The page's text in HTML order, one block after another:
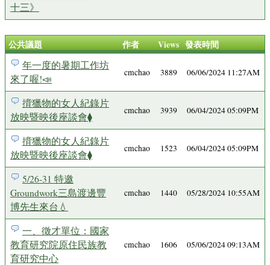
十三》
公共議題 作者 Views 發表時間
年一度的暑期工作坊
來了喔!📣
cmchao 3889 06/06/2024 11:27AM
揹獵物的女人紀錄片
放映暨映後座談會⧫
cmchao 3939 06/04/2024 05:09PM
揹獵物的女人紀錄片
放映暨映後座談會⧫
cmchao 1523 06/04/2024 05:09PM
5/26-31 特邀
Groundwork三島渡邊豐
博先生來台💧
cmchao 1440 05/28/2024 10:55AM
一、徵才單位：國家
教育研究院原住民族教
育研究中心
cmchao 1606 05/06/2024 09:13AM